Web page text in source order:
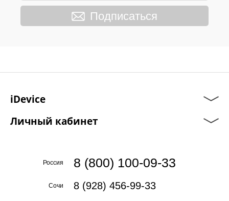
Подписаться
iDevice
Личный кабинет
Россия 8 (800) 100-09-33
Сочи 8 (928) 456-99-33